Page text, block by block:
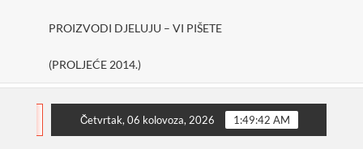
PROIZVODI DJELUJU – VI PIŠETE
(PROLJEĆE 2014.)
FLASH
SHAKE ONE PURE Protiv dijabetesa-
Četvrtak, 06 kolovoza, 2026 1:49:43 AM